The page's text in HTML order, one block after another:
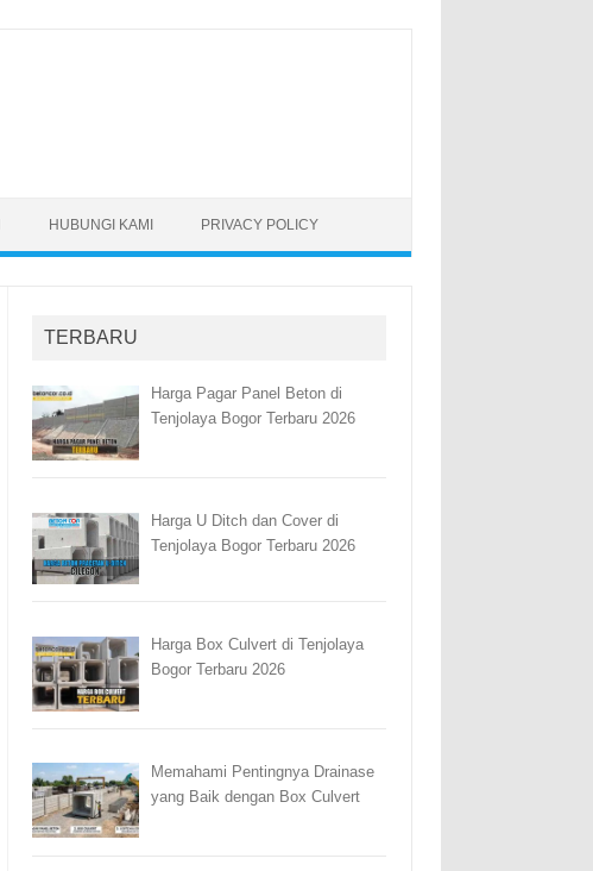
HUBUNGI KAMI PRIVACY POLICY
TERBARU
Harga Pagar Panel Beton di
Tenjolaya Bogor Terbaru 2026
Harga U Ditch dan Cover di
Tenjolaya Bogor Terbaru 2026
Harga Box Culvert di Tenjolaya
Bogor Terbaru 2026
Memahami Pentingnya Drainase
yang Baik dengan Box Culvert